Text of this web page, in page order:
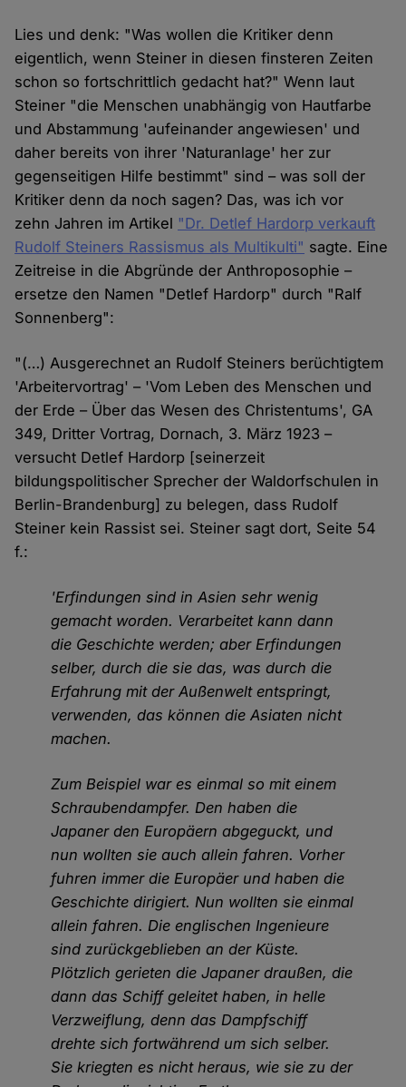
Lies und denk: "Was wollen die Kritiker denn
eigentlich, wenn Steiner in diesen finsteren Zeiten
schon so fortschrittlich gedacht hat?" Wenn laut
Steiner "die Menschen unabhängig von Hautfarbe
und Abstammung 'aufeinander angewiesen' und
daher bereits von ihrer 'Naturanlage' her zur
gegenseitigen Hilfe bestimmt" sind – was soll der
Kritiker denn da noch sagen? Das, was ich vor
zehn Jahren im Artikel "Dr. Detlef Hardorp verkauft
Rudolf Steiners Rassismus als Multikulti" sagte. Eine
Zeitreise in die Abgründe der Anthroposophie –
ersetze den Namen "Detlef Hardorp" durch "Ralf
Sonnenberg":
"(…) Ausgerechnet an Rudolf Steiners berüchtigtem
'Arbeitervortrag' – 'Vom Leben des Menschen und
der Erde – Über das Wesen des Christentums', GA
349, Dritter Vortrag, Dornach, 3. März 1923 –
versucht Detlef Hardorp [seinerzeit
bildungspolitischer Sprecher der Waldorfschulen in
Berlin-Brandenburg] zu belegen, dass Rudolf
Steiner kein Rassist sei. Steiner sagt dort, Seite 54
f.:
'Erfindungen sind in Asien sehr wenig
gemacht worden. Verarbeitet kann dann
die Geschichte werden; aber Erfindungen
selber, durch die sie das, was durch die
Erfahrung mit der Außenwelt entspringt,
verwenden, das können die Asiaten nicht
machen.
Zum Beispiel war es einmal so mit einem
Schraubendampfer. Den haben die
Japaner den Europäern abgeguckt, und
nun wollten sie auch allein fahren. Vorher
fuhren immer die Europäer und haben die
Geschichte dirigiert. Nun wollten sie einmal
allein fahren. Die englischen Ingenieure
sind zurückgeblieben an der Küste.
Plötzlich gerieten die Japaner draußen, die
dann das Schiff geleitet haben, in helle
Verzweiflung, denn das Dampfschiff
drehte sich fortwährend um sich selber.
Sie kriegten es nicht heraus, wie sie zu der